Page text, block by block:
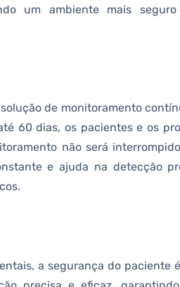
um ambiente mais
de monitoramento
60 dias, os pacientes e os
não será
e ajuda na detecção
a segurança do paciente